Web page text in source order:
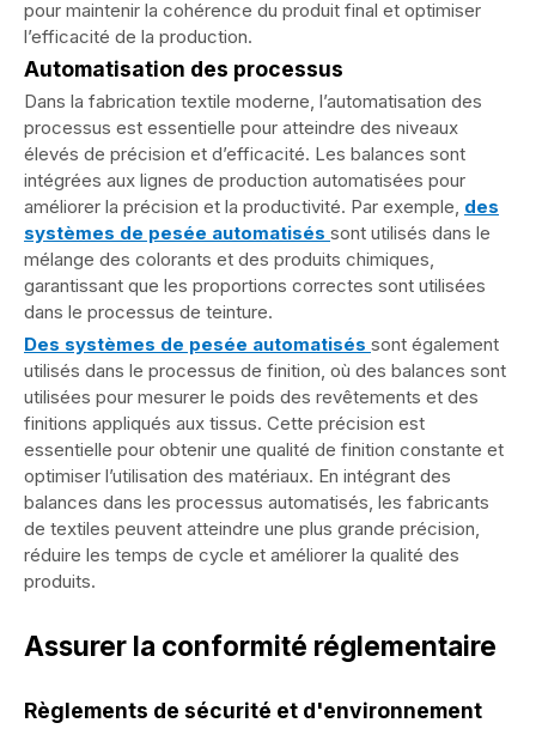
pour maintenir la cohérence du produit final et optimiser
l’efficacité de la production.
Automatisation des processus
Dans la fabrication textile moderne, l’automatisation des
processus est essentielle pour atteindre des niveaux
élevés de précision et d’efficacité. Les balances sont
intégrées aux lignes de production automatisées pour
améliorer la précision et la productivité. Par exemple, des
systèmes de pesée automatisés sont utilisés dans le
mélange des colorants et des produits chimiques,
garantissant que les proportions correctes sont utilisées
dans le processus de teinture.
Des systèmes de pesée automatisés sont également
utilisés dans le processus de finition, où des balances sont
utilisées pour mesurer le poids des revêtements et des
finitions appliqués aux tissus. Cette précision est
essentielle pour obtenir une qualité de finition constante et
optimiser l’utilisation des matériaux. En intégrant des
balances dans les processus automatisés, les fabricants
de textiles peuvent atteindre une plus grande précision,
réduire les temps de cycle et améliorer la qualité des
produits.
Assurer la conformité réglementaire
Règlements de sécurité et d'environnement